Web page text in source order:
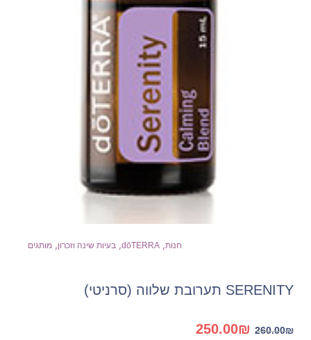
חנות,
dōTERRA
, בעיות שינה וזכרון, מותגים
SERENITY תערובת שלווה (סרניטי)
260.00₪
המחיר
250.00₪